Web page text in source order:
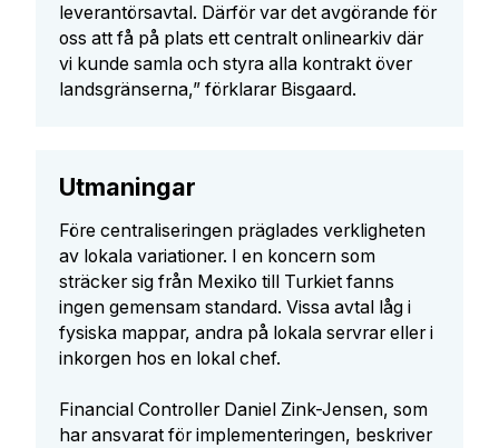
leverantörsavtal. Därför var det avgörande för
oss att få på plats ett centralt onlinearkiv där
vi kunde samla och styra alla kontrakt över
landsgränserna,” förklarar Bisgaard.
Utmaningar
Före centraliseringen präglades verkligheten
av lokala variationer. I en koncern som
sträcker sig från Mexiko till Turkiet fanns
ingen gemensam standard. Vissa avtal låg i
fysiska mappar, andra på lokala servrar eller i
inkorgen hos en lokal chef.
Financial Controller Daniel Zink-Jensen, som
har ansvarat för implementeringen, beskriver